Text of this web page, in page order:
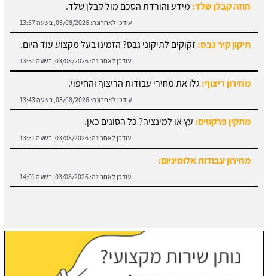
זקוקים לתיקוני גבס? הזמינו בעל מקצוע עוד היום.
גלו את מחירי עבודות הריצוף והחיפוי.
עץ או למינציה? כל הסוגים כאן.